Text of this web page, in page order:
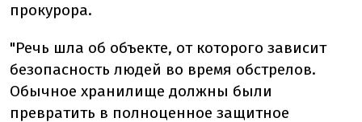
прокурора.
"Речь шла об объекте, от которого зависит
безопасность людей во время обстрелов.
Обычное хранилище должны были
превратить в полноценное защитное